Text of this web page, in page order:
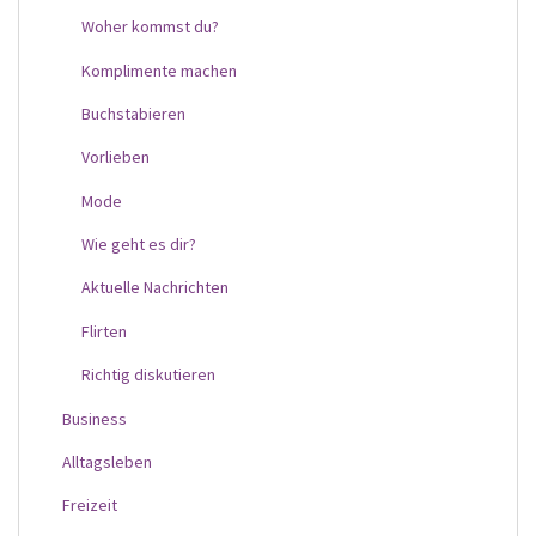
Woher kommst du?
Komplimente machen
Buchstabieren
Vorlieben
Mode
Wie geht es dir?
Aktuelle Nachrichten
Flirten
Richtig diskutieren
Business
Alltagsleben
Freizeit